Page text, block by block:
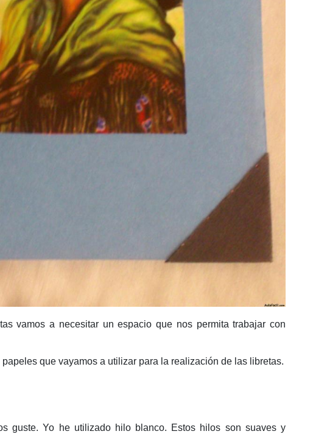
vamos a necesitar un espacio que nos permita trabajar con
que vayamos a utilizar para la realización de las libretas.
guste. Yo he utilizado hilo blanco. Estos hilos son suaves y